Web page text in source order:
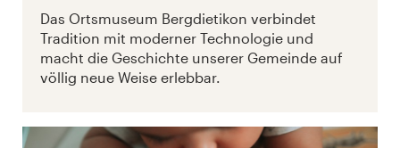
Das Ortsmuseum Bergdietikon verbindet
Tradition mit moderner Technologie und
macht die Geschichte unserer Gemeinde auf
völlig neue Weise erlebbar.